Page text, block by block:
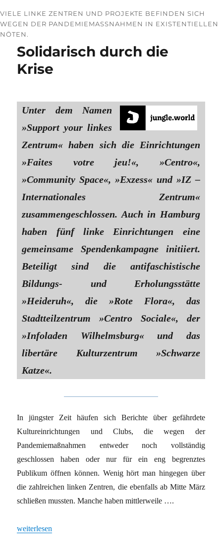
VIELE LINKE ZENTREN UND PROJEKTE BEFINDEN SICH
WEGEN DER PANDEMIEMASSNAHMEN IN EXISTENTIELLEN N
ÖTEN.
Solidarisch durch die
Krise
Unter dem Namen
»Support your linkes
Zentrum« haben sich die Einrichtungen
»Faites votre jeu!«, »Centro«,
»Community Space«, »Exzess« und »IZ –
Internationales Zentrum«
zusammengeschlossen. Auch in Hamburg
haben fünf linke Einrichtungen eine
gemeinsame Spendenkampagne initiiert.
Beteiligt sind die antifaschistische
Bildungs- und Erholungsstätte
»Heideruh«, die »Rote Flora«, das
Stadtteilzentrum »Centro Sociale«, der
»Infoladen Wilhelmsburg« und das
libertäre Kulturzentrum »Schwarze
Katze«.
In jüngster Zeit häufen sich Berichte über gefährdete
Kultureinrichtungen und Clubs, die wegen der
Pandemiemaßnahmen entweder noch vollständig
geschlossen haben oder nur für ein eng begrenztes
Publikum öffnen können. Wenig hört man hingegen über
die zahlreichen linken Zentren, die ebenfalls ab Mitte März
schließen mussten. Manche haben mittlerweile ….
„Solidarisch durch die Krise“
weiterlesen